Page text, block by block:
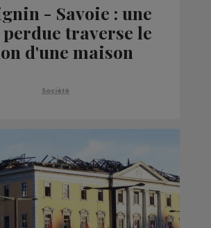
- Savoie : une
traverse le
d'une maison
Société